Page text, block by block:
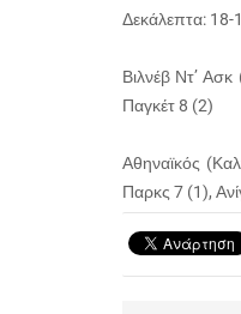
Δεκάλεπτα: 18-
Βιλνέβ Ντ’
Παγκέτ 8 (2)
Αθηναϊκός
Παρκς 7 (1),